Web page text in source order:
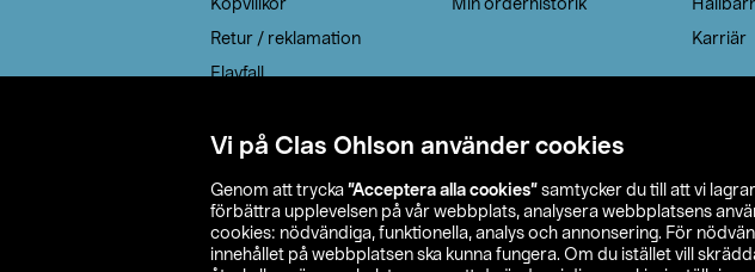
Vi på Clas Ohlson använder cookies
Genom att trycka ”Acceptera alla cookies” samtycker du till att vi
förbättra upplevelsen på vår webbplats, analysera webbplatsens
cookies: nödvändiga, funktionella, analys och annonsering. För
innehållet på webbplatsen ska kunna fungera. Om du istället vill
Köpvillkor
Retur / reklamation
Elavfall
Leveransalternativ
Min orderhistorik
Karriär